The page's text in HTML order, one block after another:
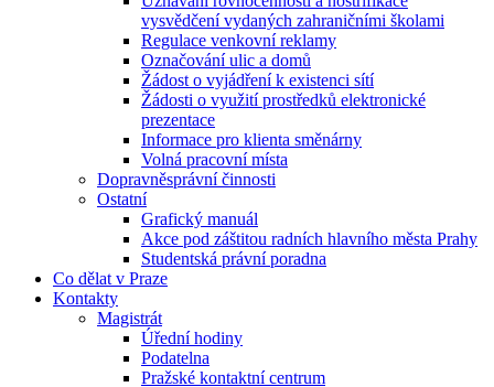
vysvědčení vydaných zahraničními školami
Regulace venkovní reklamy
Označování ulic a domů
Žádost o vyjádření k existenci sítí
Žádosti o využití prostředků elektronické
prezentace
Informace pro klienta směnárny
Volná pracovní místa
Dopravněsprávní činnosti
Ostatní
Grafický manuál
Akce pod záštitou radních hlavního města Prahy
Studentská právní poradna
Co dělat v Praze
Kontakty
Magistrát
Úřední hodiny
Podatelna
Pražské kontaktní centrum